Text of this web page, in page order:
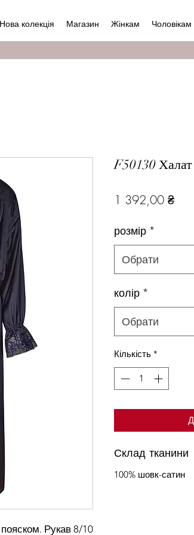
Нова колекція Магазин Жінкам Чоловікам
Рукав 8/10
F50130 Халат
1 392,00 ₴Ціна
розмір *
Обрати
колір *
Обрати
Кількість *
Склад тканини
100% шовк-сатин